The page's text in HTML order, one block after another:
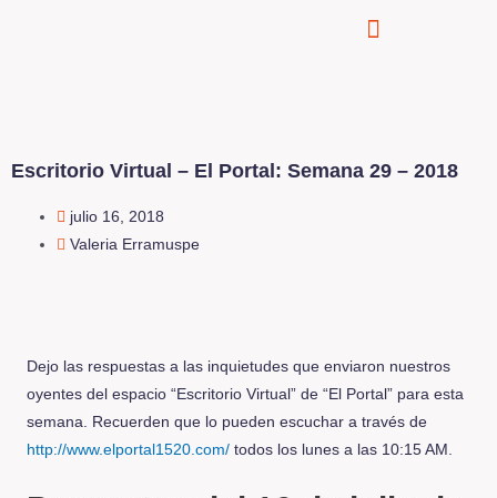
Escritorio Virtual – El Portal: Semana 29 – 2018
julio 16, 2018
Valeria Erramuspe
Dejo las respuestas a las inquietudes que enviaron nuestros
oyentes del espacio “Escritorio Virtual” de “El Portal” para esta
semana. Recuerden que lo pueden escuchar a través de
http://www.elportal1520.com/ todos los lunes a las 10:15 AM.